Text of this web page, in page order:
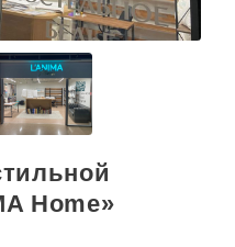
Home»